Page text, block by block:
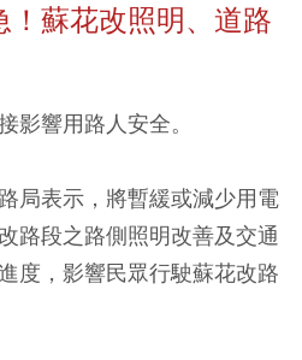
蘇花改照明、道路
影響用路人安全。
局表示，將暫緩或減少用電
路段之路側照明改善及交通
度，影響民眾行駛蘇花改路